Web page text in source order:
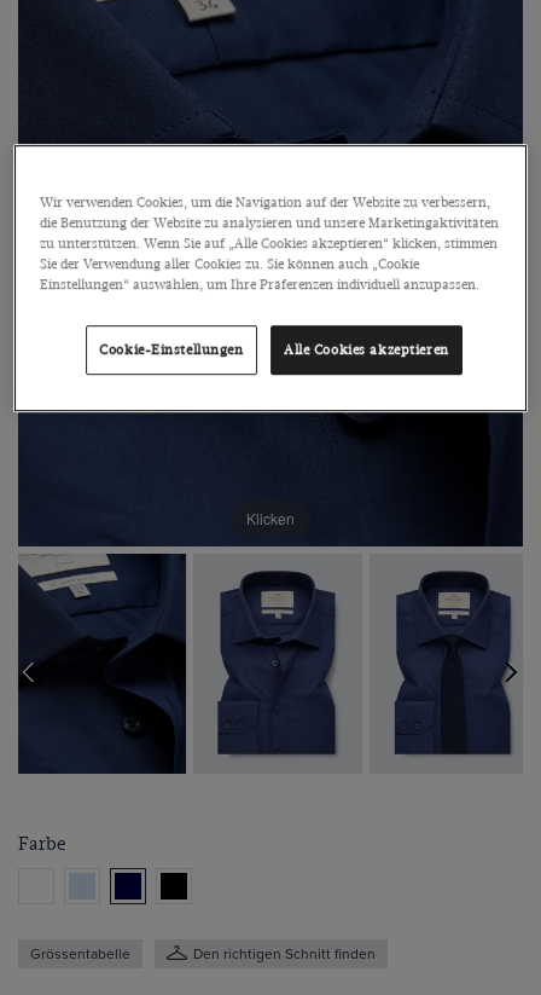
Klicken
Farbe
Grössentabelle Den richtigen Schnitt finden
Wir verwenden Cookies, um die Navigation auf der Website zu verbessern,
die Benutzung der Website zu analysieren und unsere Marketingaktivitäten
zu unterstützen. Wenn Sie auf „Alle Cookies akzeptieren“ klicken, stimmen
Sie der Verwendung aller Cookies zu. Sie können auch „Cookie
Einstellungen“ auswählen, um Ihre Präferenzen individuell anzupassen.
Cookie-Einstellungen Alle Cookies akzeptieren